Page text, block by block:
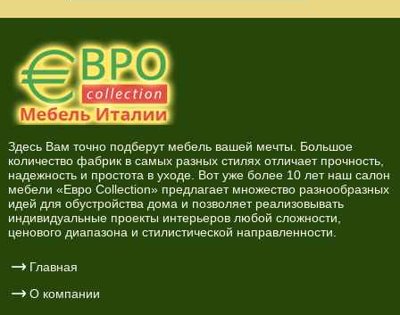
Здесь Вам точно подберут мебель вашей мечты. Большое
количество фабрик в самых разных стилях отличает прочность,
надежность и простота в уходе. Вот уже более 10 лет наш салон
мебели «Евро Collection» предлагает множество разнообразных
идей для обустройства дома и позволяет реализовывать
индивидуальные проекты интерьеров любой сложности,
ценового диапазона и стилистической направленности.
Главная
О компании